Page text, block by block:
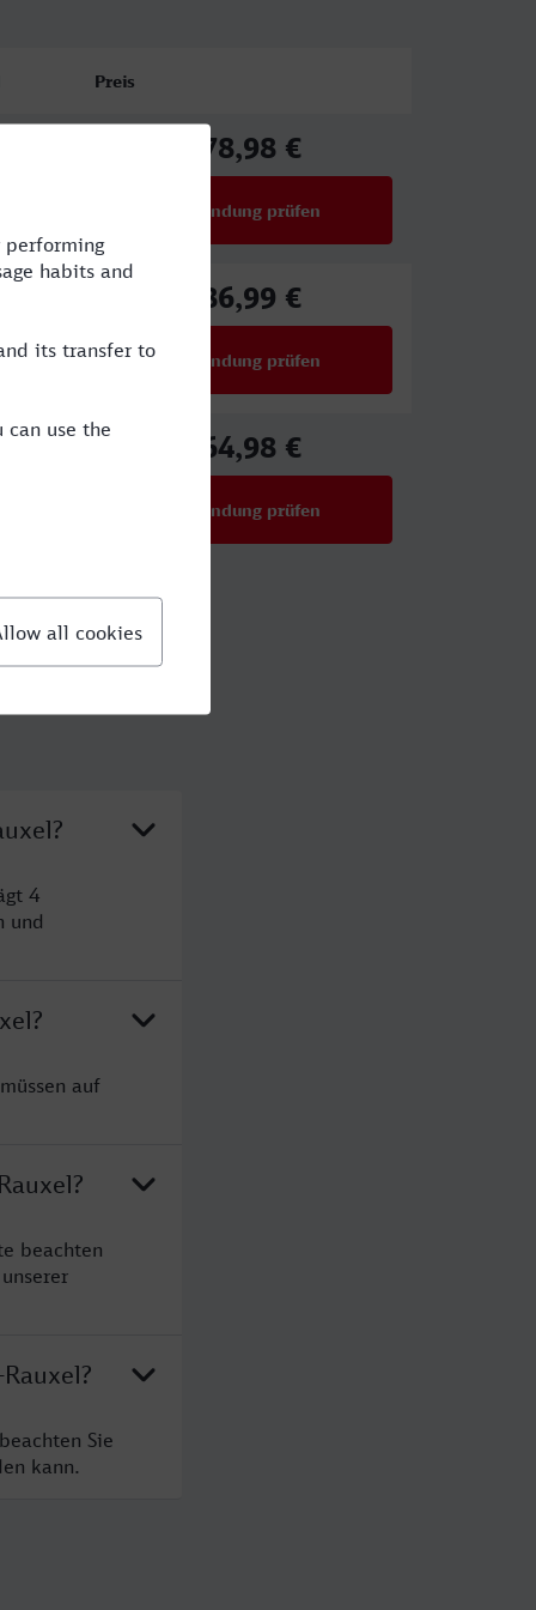
Preis
78,98 €
Verbindung prüfen
86,99 €
Verbindung prüfen
64,98 €
Verbindung prüfen
4
und
auf
beachten
Sie
kann.